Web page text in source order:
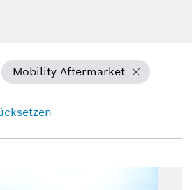
Mobility Aftermarket